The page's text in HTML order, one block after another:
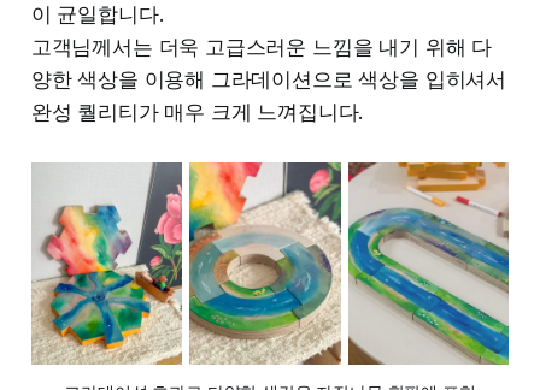
이 균일합니다.
고객님께서는 더욱 고급스러운 느낌을 내기 위해 다
양한 색상을 이용해 그라데이션으로 색상을 입히셔서
완성 퀄리티가 매우 크게 느껴집니다.